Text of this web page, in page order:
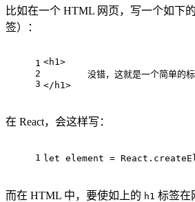
比如在一个 HTML 网页，写一个如下
签）：
1
2
3
<h1>
没错，这就是一个简单的标
</h1>
在 React，会这样写：
1 let element = React .
而在 HTML 中，要使如上的 h1 标签在